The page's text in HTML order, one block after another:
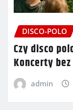
DISCO-POLO
Czy disco
Koncerty
admin